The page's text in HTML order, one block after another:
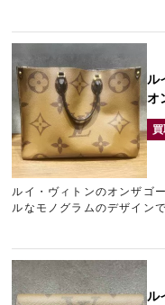
態でしたので、できる限
ル
オ
ルイ・ヴィトンのオンザゴー
ルなモノグラムのデザイン
ッグです。 多少
ル